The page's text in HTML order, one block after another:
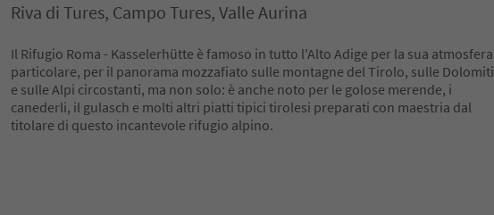
Riva di Tures, Campo Tures, Valle Aurina
Il Rifugio Roma - Kasselerhütte è famoso in tutto l'Alto Adige per la sua atmosfera
particolare, per il panorama mozzafiato sulle montagne del Tirolo, sulle Dolomiti
e sulle Alpi circostanti, ma non solo: è anche noto per le golose merende, i
canederli, il gulasch e molti altri piatti tipici tirolesi preparati con maestria dal
titolare di questo incantevole rifugio alpino.